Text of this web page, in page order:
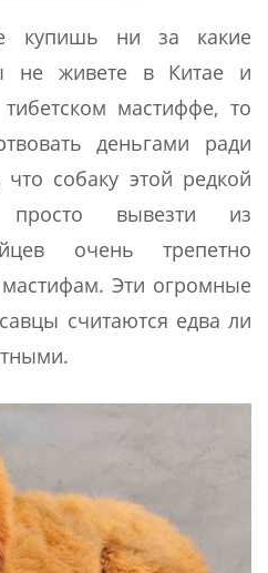
купишь ни за какие
не живете в Китае и
мастиффе, то
деньгами ради
собаку этой редкой
вывезти из
очень трепетно
Эти огромные
считаются едва ли